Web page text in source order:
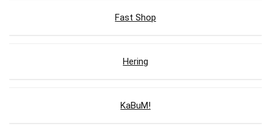
Fast Shop
Hering
KaBuM!